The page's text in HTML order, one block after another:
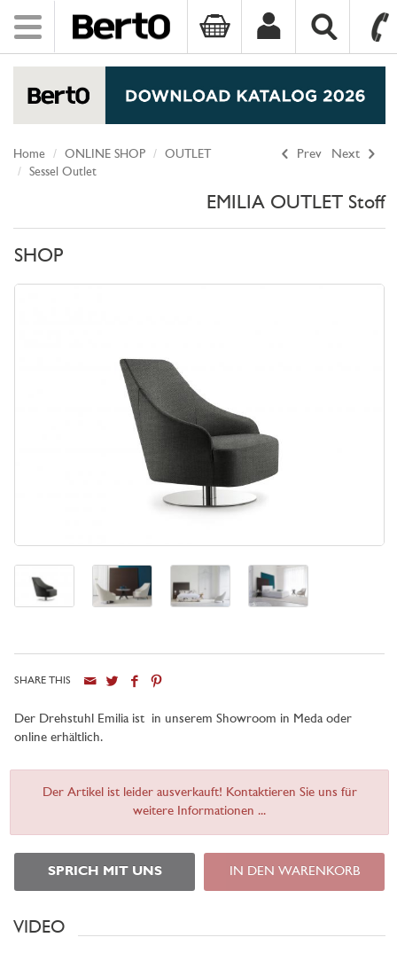
Toggle
navigation
Prev Next
Home ONLINE SHOP
OUTLET
Sessel Outlet
EMILIA OUTLET Stoff
SHOP
SHARE THIS
Der Drehstuhl Emilia ist in unserem Showroom in Meda oder
online erhältlich.
Der Artikel ist leider ausverkauft! Kontaktieren Sie uns für
weitere Informationen ...
SPRICH MIT UNS IN DEN WARENKORB
VIDEO